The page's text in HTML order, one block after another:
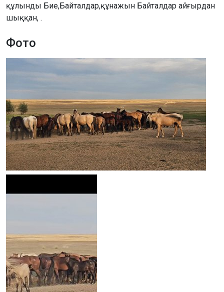
құлынды Бие,Байталдар,құнажын Байталдар айғырдан
шыққан, .
Фото